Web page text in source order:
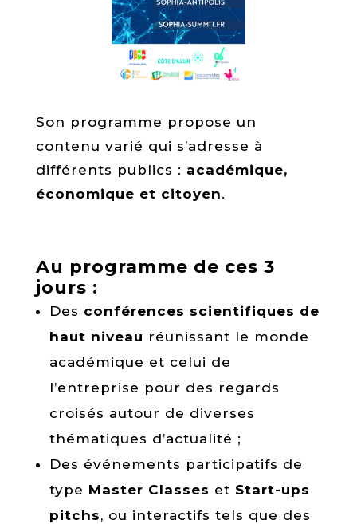
Son programme propose un
contenu varié qui s’adresse à
différents publics : académique,
économique et citoyen.
Au programme de ces 3
jours :
Des conférences scientifiques de
haut niveau réunissant le monde
académique et celui de
l’entreprise pour des regards
croisés autour de diverses
thématiques d’actualité ;
Des événements participatifs de
type Master Classes et Start-ups
pitchs, ou interactifs tels que des